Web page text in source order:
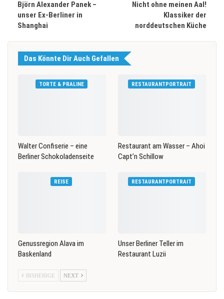
Björn Alexander Panek –
unser Ex-Berliner in
Shanghai
Nicht ohne meinen Aal!
Klassiker der
norddeutschen Küche
Das Könnte Dir Auch Gefallen
TORTE & PRALINE
Walter Confiserie – eine
Berliner Schokoladenseite
RESTAURANTPORTRAIT
Restaurant am Wasser – Ahoi
Capt’n Schillow
REISE
Genussregion Alava im
Baskenland
RESTAURANTPORTRAIT
Unser Berliner Teller im
Restaurant Luzii
BISHERIGE NEXT